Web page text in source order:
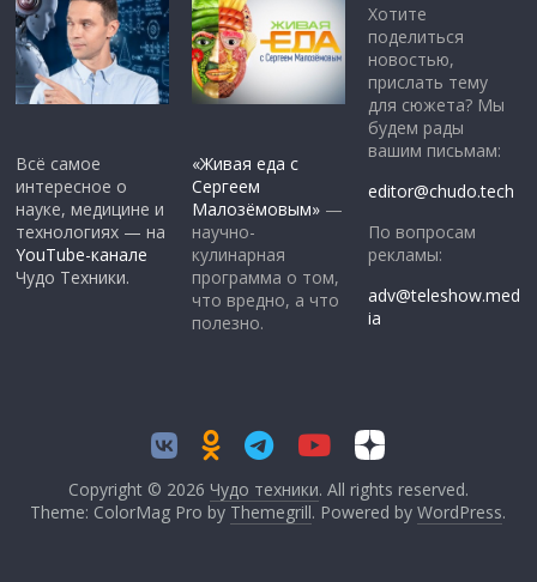
Всё самое
интересное о
науке, медицине и
технологиях — на
YouTube-канале
Чудо Техники.
«Живая еда с
Сергеем
Малозёмовым» —
научно-
кулинарная
программа о том,
что вредно, а что
полезно.
Хотите
поделиться
новостью,
прислать тему
для сюжета? Мы
будем рады
вашим письмам:
editor@chudo.tech
По вопросам
рекламы:
adv@teleshow.med
ia
Copyright © 2026 Чудо техники. All rights reserved.
Theme: ColorMag Pro by Themegrill. Powered byWordPress.